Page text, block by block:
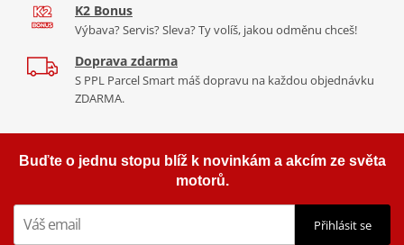
Zobrazit všechny produkty
K2 Bonus
Výbava? Servis? Sleva? Ty volíš, jakou odměnu chceš!
Doprava zdarma
S PPL Parcel Smart máš dopravu na každou objednávku
ZDARMA.
Buďte o jednu stopu blíž k novinkám a akcím ze světa
motorů.
Přihlásit se